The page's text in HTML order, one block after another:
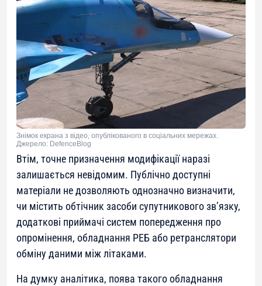
Знімок екрана з відео, опублікованого в соціальних мережах.
Джерело: DefenceBlog
Втім, точне призначення модифікації наразі
залишається невідомим. Публічно доступні
матеріали не дозволяють однозначно визначити,
чи містить обтічник засоби супутникового зв’язку,
додаткові приймачі систем попередження про
опромінення, обладнання РЕБ або ретранслятори
обміну даними між літаками.
На думку аналітика, поява такого обладнання